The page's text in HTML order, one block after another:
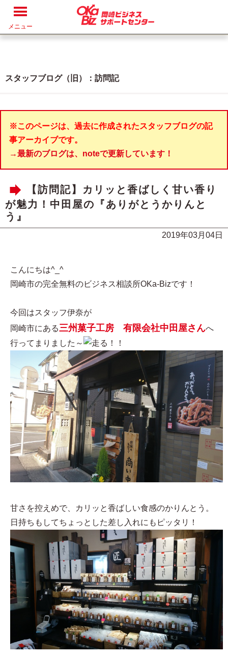
メニュー
スタッフブログ（旧）：訪問記
※このページは、過去に作成されたスタッフブログの記
事アーカイブです。
→最新のブログは、noteで更新しています！
【訪問記】カリッと香ばしく甘い香り
が魅力！中田屋の『ありがとうかりんと
う』
2019年03月04日
こんにちは^_^
岡崎市の完全無料のビジネス相談所OKa-Bizです！
今回はスタッフ伊奈が
岡崎市にある三州菓子工房 有限会社中田屋さんへ
行ってまりました～
！！
甘さを控えめで、カリッと香ばしい食感のかりんとう。
日持ちもしてちょっとした差し入れにもピッタリ！